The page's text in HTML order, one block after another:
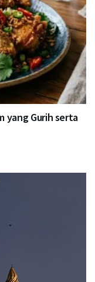
yang Gurih serta